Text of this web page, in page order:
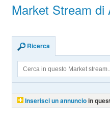
Market Stream
Ricerca
Inserisci un annuncioin